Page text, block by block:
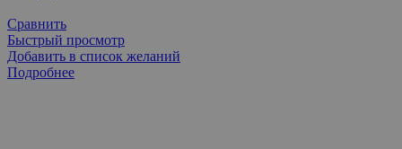
Сравнить
Быстрый просмотр
Добавить в список желаний
Подробнее